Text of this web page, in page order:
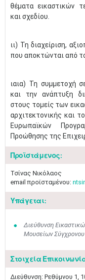
θέματα εικαστικών
και σχεδίου.
ιι) Τη διαχείριση,
που αποκτώνται από
ιαια) Τη συμμετοχή
και την ανάπτυξη
στους τομείς των
αρχιτεκτονικής και
Ευρωπαϊκών
Προώθησης της
Προϊστάμενος:
Τσίνας Νικόλαος
email προϊσταμένου:
Υπάγεται:
Διεύθυνση
Μουσείων Σύγχρονου
Στοιχεία
Διεύθυνση: Ρεθύμνου 1,